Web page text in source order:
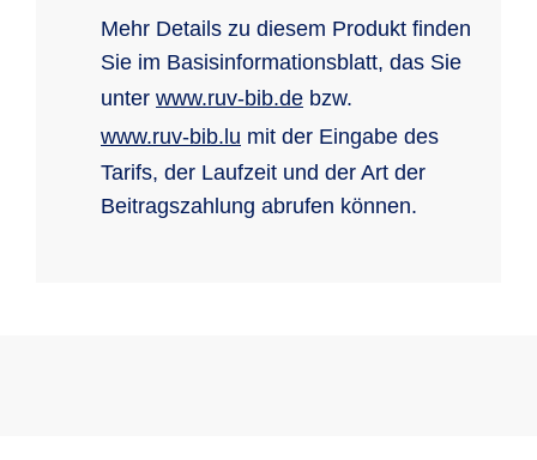
Mehr Details zu diesem Produkt finden
Sie im Basisinformationsblatt, das Sie
unter www.ruv-bib.de bzw.
www.ruv-bib.lu mit der Eingabe des
Tarifs, der Laufzeit und der Art der
Beitragszahlung abrufen können.